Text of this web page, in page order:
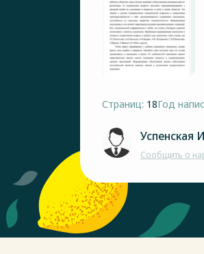
Страниц: 18Год
Успенская
Сообщить о